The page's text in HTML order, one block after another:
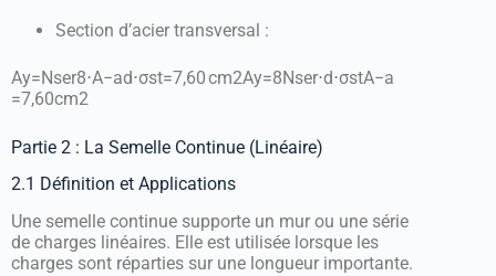
Section d’acier transversal :
Ay=Nser8⋅A−ad⋅σst=7,60 cm2Ay=8Nser⋅d⋅σstA−a
=7,60cm2
Partie 2 : La Semelle Continue (Linéaire)
2.1 Définition et Applications
Une semelle continue supporte un mur ou une série
de charges linéaires. Elle est utilisée lorsque les
charges sont réparties sur une longueur importante.